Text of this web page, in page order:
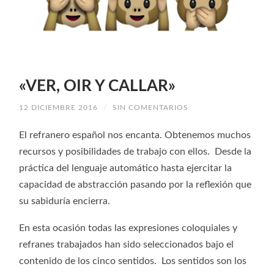
«VER, OIR Y CALLAR»
12 DICIEMBRE 2016 / SIN COMENTARIOS
El refranero español nos encanta. Obtenemos muchos
recursos y posibilidades de trabajo con ellos. Desde la
práctica del lenguaje automático hasta ejercitar la
capacidad de abstracción pasando por la reflexión que
su sabiduría encierra.
En esta ocasión todas las expresiones coloquiales y
refranes trabajados han sido seleccionados bajo el
contenido de los cinco sentidos. Los sentidos son los